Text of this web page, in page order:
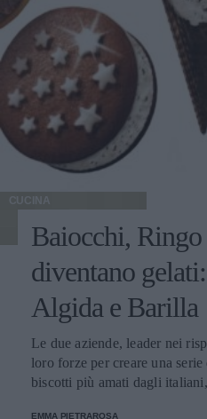
CUCINA
Baiocchi,
diventano
Algida e Barilla
Le due aziende, leader nei
loro forze per creare una
biscotti più amati dagli
EMMA PIETRAROSA